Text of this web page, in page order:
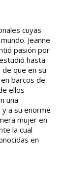
cuyas
Jeanne
pasión por
hasta
que en su
barcos de
ellos
una
y a su enorme
mujer en
la cual
en